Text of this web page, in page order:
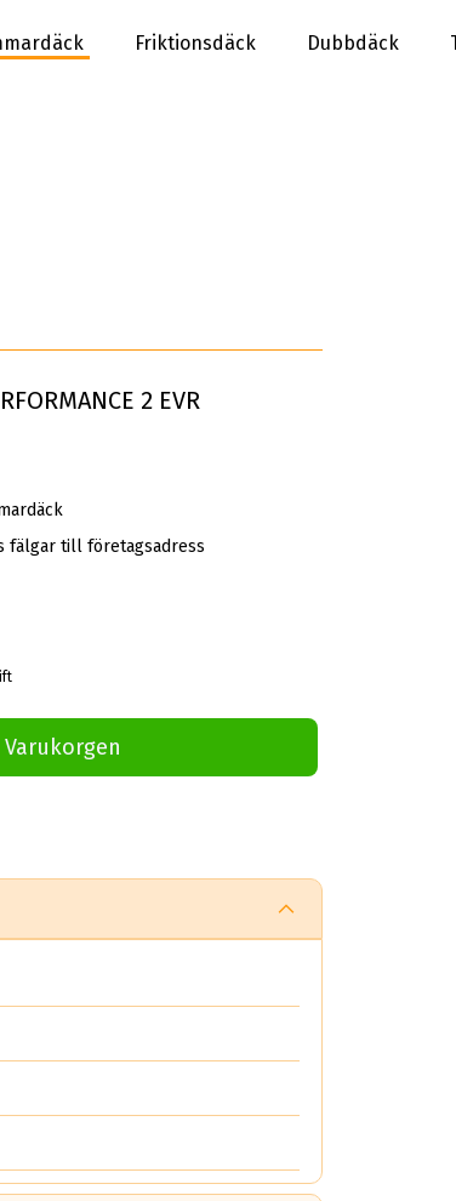
Friktionsdäck Dubbdäck
2 EVR
fälgar till företagsadress